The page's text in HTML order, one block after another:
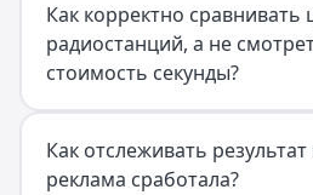
Как корректно
радиостанций, а не
стоимость секунды?
Как отслеживать
реклама сработала?